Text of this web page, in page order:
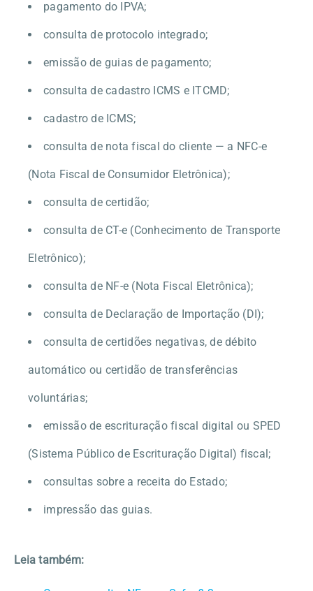
pagamento do IPVA;
consulta de protocolo integrado;
emissão de guias de pagamento;
consulta de cadastro ICMS e ITCMD;
cadastro de ICMS;
consulta de nota fiscal do cliente — a NFC-e
(Nota Fiscal de Consumidor Eletrônica);
consulta de certidão;
consulta de CT-e (Conhecimento de Transporte
Eletrônico);
consulta de NF-e (Nota Fiscal Eletrônica);
consulta de Declaração de Importação (DI);
consulta de certidões negativas, de débito
automático ou certidão de transferências
voluntárias;
emissão de escrituração fiscal digital ou SPED
(Sistema Público de Escrituração Digital) fiscal;
consultas sobre a receita do Estado;
impressão das guias.
Leia também: